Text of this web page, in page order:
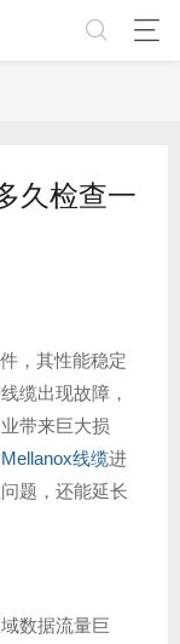
久检查一
，其性能稳定
缆出现故障，
带来巨大损
Mellanox线缆进
题，还能延长
数据流量巨